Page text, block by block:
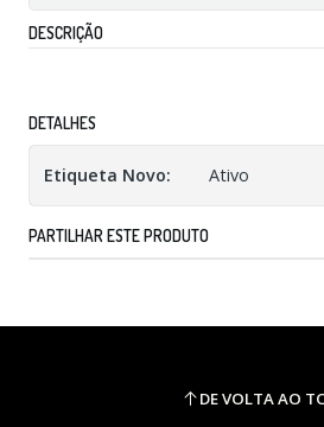
DESCRIÇÃO
DETALHES
Etiqueta Novo: Ativo
PARTILHAR ESTE PRODUTO
DE VOLTA AO